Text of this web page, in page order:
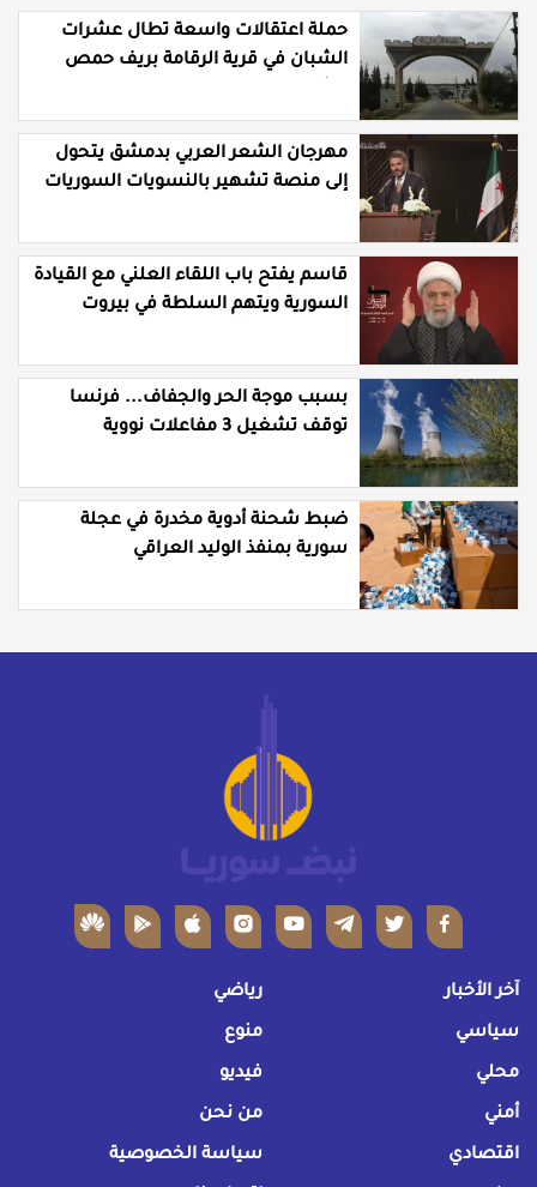
حملة اعتقالات واسعة تطال عشرات
الشبان في قرية الرقامة بريف حمص
مهرجان الشعر العربي بدمشق يتحول
إلى منصة تشهير بالنسويات السوريات
قاسم يفتح باب اللقاء العلني مع القيادة
السورية ويتهم السلطة في بيروت
بسبب موجة الحر والجفاف... فرنسا
توقف تشغيل 3 مفاعلات نووية
ضبط شحنة أدوية مخدرة في عجلة
سورية بمنفذ الوليد العراقي
آخر الأخبار
سياسي
محلي
أمني
اقتصادي
رياضي
منوع
فيديو
من نحن
سياسة الخصوصية